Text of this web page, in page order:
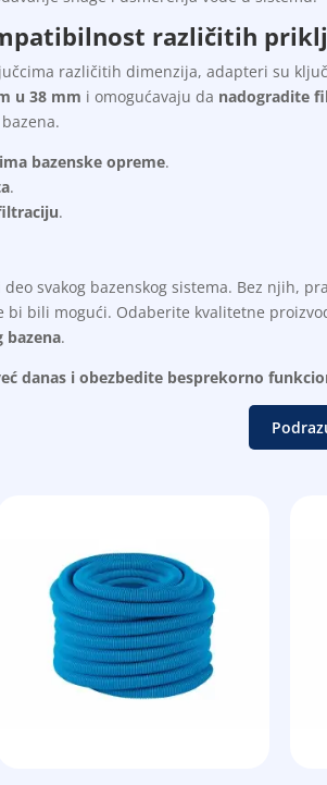
različitih
različitih dimenzija, adapteri su
u 38 mm i omogućavaju da nadogradite
bazenske opreme.
.
.
svakog bazenskog sistema. Bez njih,
bili mogući. Odaberite kvalitetne
bazena.
danas i obezbedite besprekorno